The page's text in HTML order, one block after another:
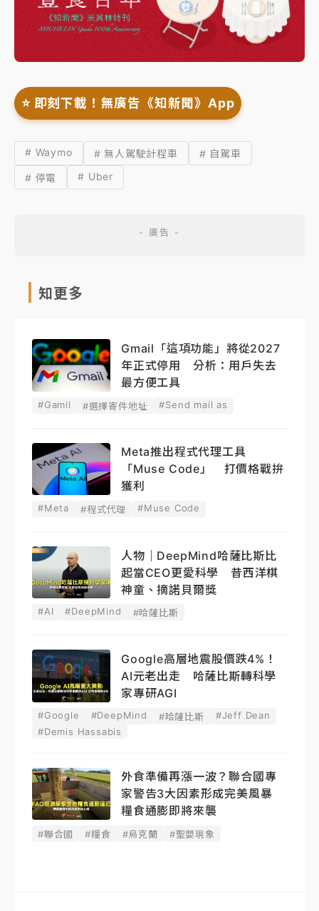
⭐️ 即刻下載！無廣告《知新聞》App
# Waymo # 無人駕駛計程車
# 自駕車
# 停電
# Uber
知更多
Gmail「這項功能」將從2027
年正式停用 分析：用戶失去
最方便工具
#Gamil #選擇寄件地址 #Send mail as
Meta推出程式代理工具
「Muse Code」 打價格戰拚
獲利
#Meta #程式代理 #Muse Code
人物｜DeepMind哈薩比斯比
起當CEO更愛科學 昔西洋棋
神童、摘諾貝爾獎
#AI #DeepMind #哈薩比斯
Google高層地震股價跌4%！
AI元老出走 哈薩比斯轉科學
家專研AGI
#Google #DeepMind #哈薩比斯
#Jeff Dean
#Demis Hassabis
外食準備再漲一波？聯合國專
家警告3大因素形成完美風暴
糧食通膨即將來襲
#聯合國 #糧食 #烏克蘭 #聖嬰現象